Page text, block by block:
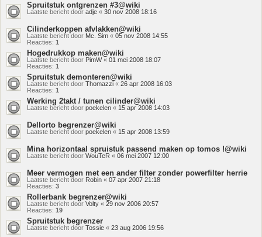
Spruitstuk ontgrenzen #3@wiki
Laatste bericht door adje « 30 nov 2008 18:16
Cilinderkoppen afvlakken@wiki
Laatste bericht door Mc. Sim « 05 nov 2008 14:55
Reacties: 1
Hogedrukkop maken@wiki
Laatste bericht door PimW« 01 mei 2008 18:07
Reacties: 1
Spruitstuk demonteren@wiki
Laatste bericht door Thomazzi « 26 apr 2008 16:03
Reacties: 1
Werking 2takt / tunen cilinder@wiki
Laatste bericht door poekelen « 15 apr 2008 14:03
Dellorto begrenzer@wiki
Laatste bericht door poekelen « 15 apr 2008 13:59
Mina horizontaal spruistuk passend maken op tomos !@wiki
Laatste bericht door WouTeR « 06 mei 2007 12:00
Meer vermogen met een ander filter zonder powerfilter herrie
Laatste bericht door Robin « 07 apr 2007 21:18
Reacties: 3
Rollerbank begrenzer@wiki
Laatste bericht door Volty « 29 nov 2006 20:57
Reacties: 19
Spruitstuk begrenzer
Laatste bericht door Tossie « 23 aug 2006 19:56